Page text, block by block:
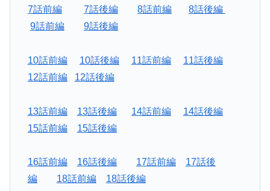
7話前編 7話後編 8話前編
8話後編
9話前編
9話後編
10話前編 10話後編 11話前編
11話後編
12話前編
12話後編
13話前編 13話後編 14話前編
14話後編
15話前編
15話後編
16話前編 16話後編 17話前編
17話後
編
18話前編 18話後編